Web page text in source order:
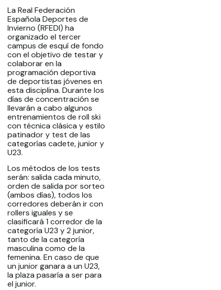
La Real Federación
Española Deportes de
Invierno (RFEDI) ha
organizado el tercer
campus de esquí de fondo
con el objetivo de testar y
colaborar en la
programación deportiva
de deportistas jóvenes en
esta disciplina. Durante los
días de concentración se
llevarán a cabo algunos
entrenamientos de roll ski
con técnica clásica y estilo
patinador y test de las
categorías cadete, junior y
U23.
Los métodos de los tests
serán: salida cada minuto,
orden de salida por sorteo
(ambos días), todos los
corredores deberán ir con
rollers iguales y se
clasificará 1 corredor de la
categoría U23 y 2 junior,
tanto de la categoría
masculina como de la
femenina. En caso de que
un junior ganara a un U23,
la plaza pasaría a ser para
el junior.